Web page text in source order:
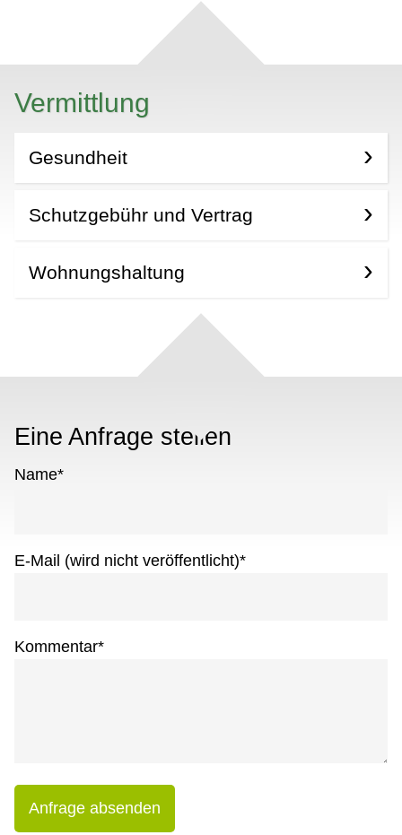
Vermittlung
Gesundheit
Schutzgebühr und Vertrag
Wohnungshaltung
Eine Anfrage stellen
Name*
E-Mail (wird nicht veröffentlicht)*
Kommentar*
Anfrage absenden